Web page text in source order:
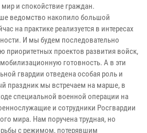
мир и спокойствие граждан.
ведомство накопило большой
на практике реализуется в интересах
И мы будем последовательно
приоритетных проектов развития войск,
готовность. А в эти
гвардии отведена особая роль и
праздник мы встречаем на марше, в
специальной военной операции на
и сотрудники Росгвардии
мира. Нам поручена трудная, но
с режимом, потерявшим